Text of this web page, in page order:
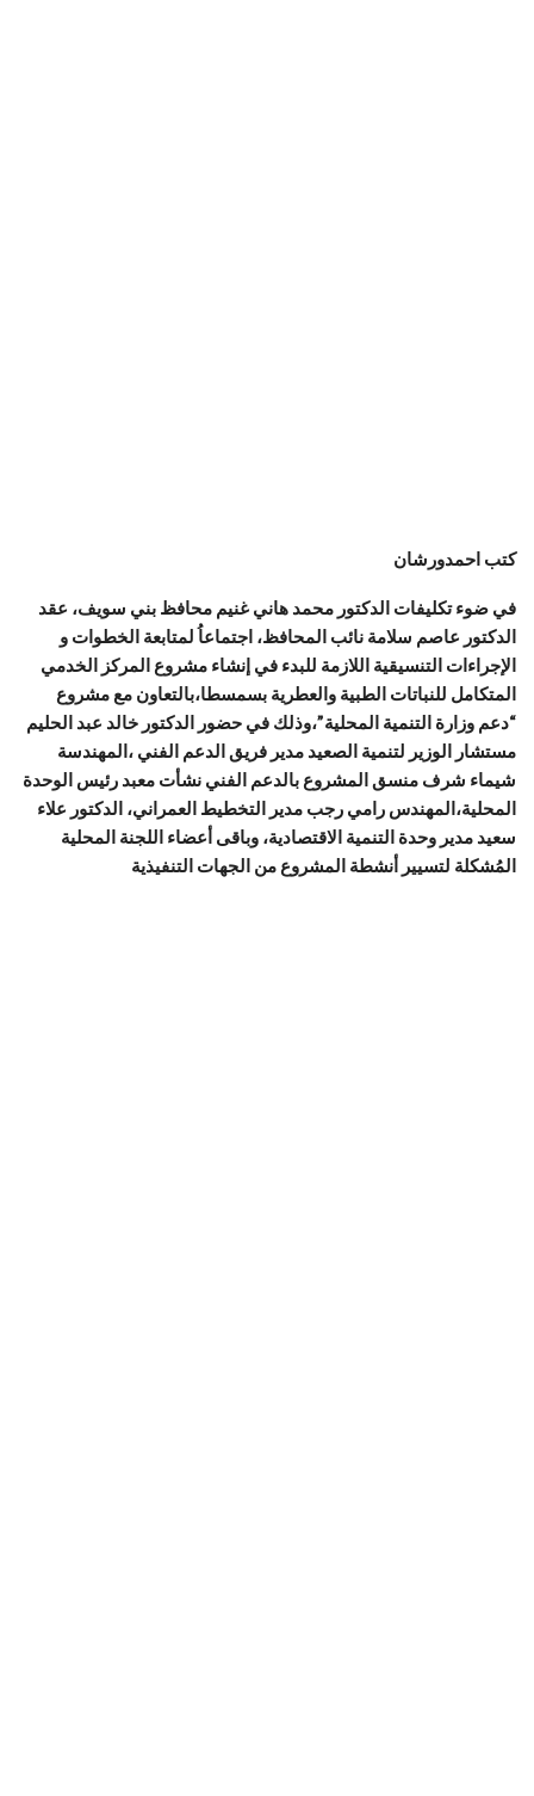
كتب احمدورشان
في ضوء تكليفات الدكتور محمد هاني غنيم محافظ بني سويف، عقد
الدكتور عاصم سلامة نائب المحافظ، اجتماعاُ لمتابعة الخطوات و
الإجراءات التنسيقية اللازمة للبدء في إنشاء مشروع المركز الخدمي
المتكامل للنباتات الطبية والعطرية بسمسطا،بالتعاون مع مشروع
“دعم وزارة التنمية المحلية”،وذلك في حضور الدكتور خالد عبد الحليم
مستشار الوزير لتنمية الصعيد مدير فريق الدعم الفني ،المهندسة
شيماء شرف منسق المشروع بالدعم الفني نشأت معبد رئيس الوحدة
المحلية،المهندس رامي رجب مدير التخطيط العمراني، الدكتور علاء
سعيد مدير وحدة التنمية الاقتصادية، وباقى أعضاء اللجنة المحلية
المُشكلة لتسيير أنشطة المشروع من الجهات التنفيذية